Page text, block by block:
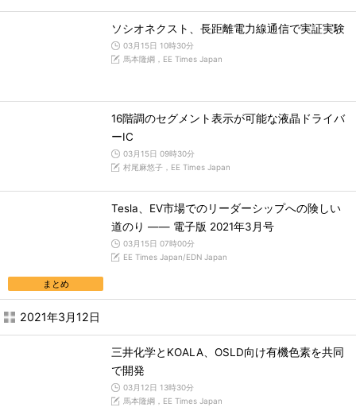
ソシオネクスト、長距離電力線通信で実証実験
03月15日 10時30分
馬本隆綱，EE Times Japan
16階調のセグメント表示が可能な液晶ドライバ
ーIC
03月15日 09時30分
村尾麻悠子，EE Times Japan
まとめ
Tesla、EV市場でのリーダーシップへの険しい
道のり ―― 電子版 2021年3月号
03月15日 07時00分
EE Times Japan/EDN Japan
2021年3月12日
三井化学とKOALA、OSLD向け有機色素を共同
で開発
03月12日 13時30分
馬本隆綱，EE Times Japan